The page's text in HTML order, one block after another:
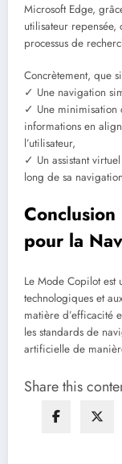
Microsoft Edge,
utilisateur
processus de
Concrètement, que
✓ Une navigation
✓ Une minimisation
informations en
l’utilisateur,
✓ Un assistant
long de sa
pour la
Le Mode Copilot est
technologiques et
matière d’efficacité
les standards de
artificielle de
Share this